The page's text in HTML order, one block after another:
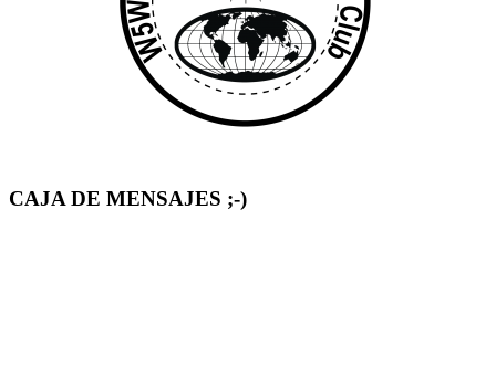
CAJA DE MENSAJES ;-)